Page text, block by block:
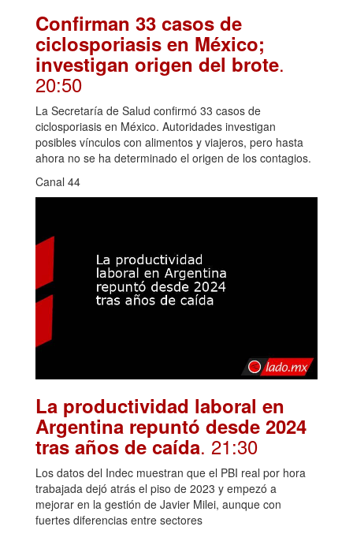
Confirman 33 casos de
ciclosporiasis en México;
investigan origen del brote.
20:50
La Secretaría de Salud confirmó 33 casos de
ciclosporiasis en México. Autoridades investigan
posibles vínculos con alimentos y viajeros, pero hasta
ahora no se ha determinado el origen de los contagios.
Canal 44
La productividad laboral en
Argentina repuntó desde 2024
tras años de caída. 21:30
Los datos del Indec muestran que el PBI real por hora
trabajada dejó atrás el piso de 2023 y empezó a
mejorar en la gestión de Javier Milei, aunque con
fuertes diferencias entre sectores